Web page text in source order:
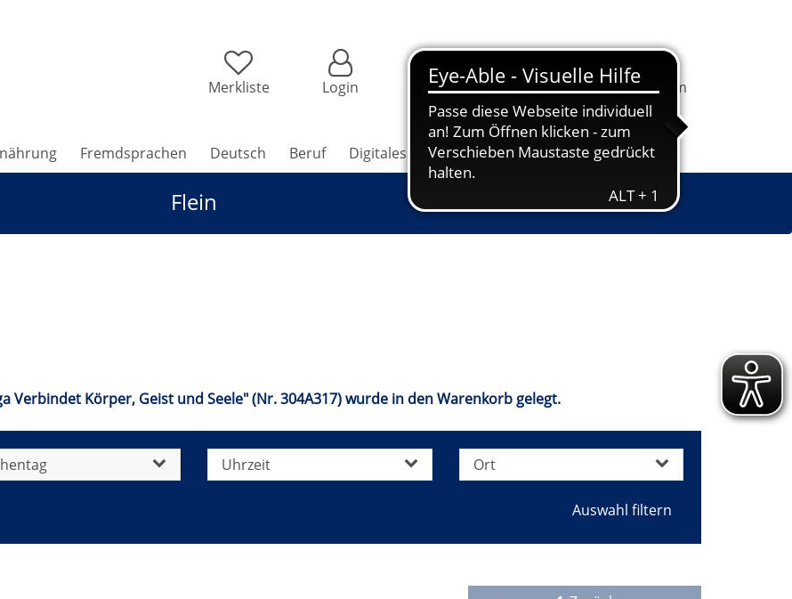
Merkliste Login
1 Ihrem
Warenkorb
befindet
sich
1
Kurs
Information Programm
Fremdsprachen Deutsch Beruf Digitales Grundbildung Jugendkunstschule
Flein
Verbindet Körper, Geist und Seele" (Nr. 304A317) wurde in den Warenkorb gelegt.
Uhrzeit Ort